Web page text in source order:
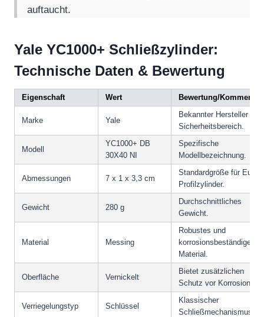
auftaucht.
Yale YC1000+ Schließzylinder:
Technische Daten & Bewertung
Eigenschaft Wert Bewertung/Kommentar
Marke Yale
Bekannter Hersteller im
Sicherheitsbereich.
Modell
YC1000+ DB
30X40 NI
Spezifische
Modellbezeichnung.
Abmessungen 7 x 1 x 3,3 cm
Standardgröße für Euro-
Profilzylinder.
Gewicht 280 g
Durchschnittliches
Gewicht.
Material Messing
Robustes und
korrosionsbeständiges
Material.
Oberfläche Vernickelt
Bietet zusätzlichen
Schutz vor Korrosion.
Verriegelungstyp Schlüssel
Klassischer
Schließmechanismus.